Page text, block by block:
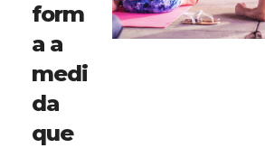
form
a a
medi
da
que